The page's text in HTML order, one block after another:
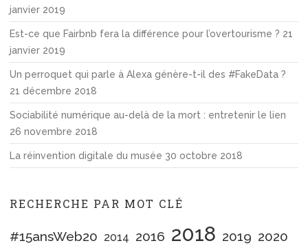
janvier 2019
Est-ce que Fairbnb fera la différence pour l’overtourisme ? 21
janvier 2019
Un perroquet qui parle à Alexa génère-t-il des #FakeData ?
21 décembre 2018
Sociabilité numérique au-delà de la mort : entretenir le lien
26 novembre 2018
La réinvention digitale du musée 30 octobre 2018
RECHERCHE PAR MOT CLÉ
#15ansWeb20 2014 2016 2018 2019 2020